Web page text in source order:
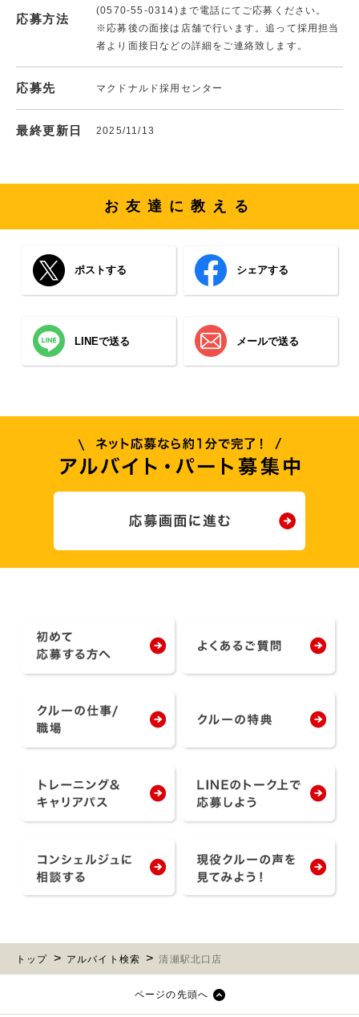
応募方法
(0570-55-0314)まで電話にてご応募ください。
※応募後の面接は店舗で行います。追って採用担当
者より面接日などの詳細をご連絡致します。
応募先 マクドナルド採用センター
最終更新日 2025/11/13
お友達に教える
ポストする シェアする
LINEで送る メールで送る
トップ アルバイト検索 清瀬駅北口店
ページの先頭へ